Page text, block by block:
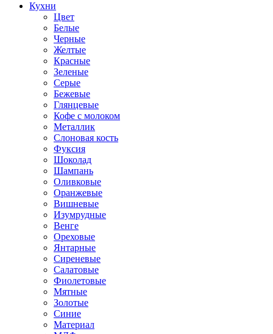
Кухни
Цвет
Белые
Черные
Желтые
Красные
Зеленые
Серые
Бежевые
Глянцевые
Кофе с молоком
Металлик
Слоновая кость
Фуксия
Шоколад
Шампань
Оливковые
Оранжевые
Вишневые
Изумрудные
Венге
Ореховые
Янтарные
Сиреневые
Салатовые
Фиолетовые
Мятные
Золотые
Синие
Материал